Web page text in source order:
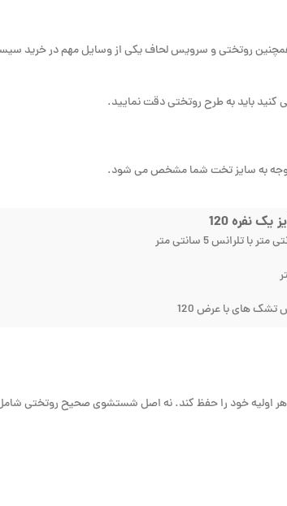
همچنین روتختی و سرویس لحاف یکی از وسایل مهم در خرید
کنید باید به طرح روتختی دقت نمایید.
توجه به سایز تخت شما مشخص می شود.
نفره 120
های با عرض 120
اولیه خود را حفظ کند. نه اصل شستشوی صحیح روتختی